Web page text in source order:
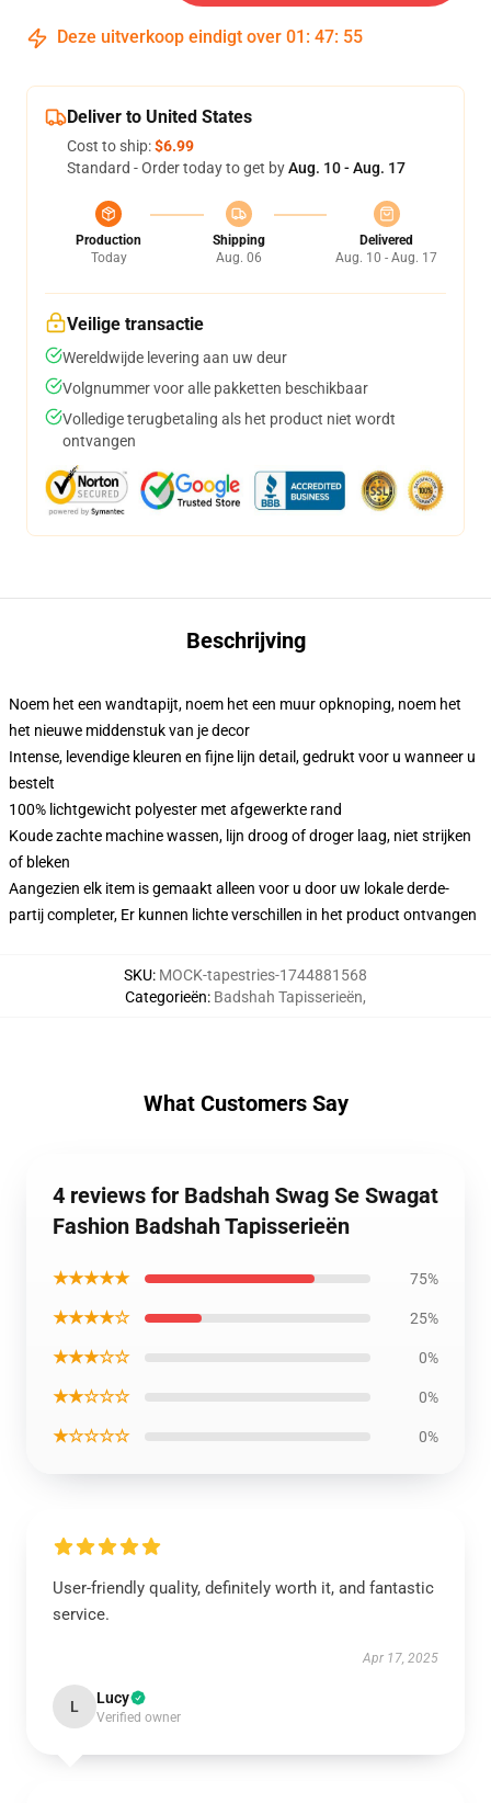
Deze uitverkoop eindigt over 01 : 47: 55
Deliver to United States
Cost to ship:$6.99
Standard - Order today to get byAug. 10 - Aug. 17
Production
Today
Shipping
Aug. 06
Delivered
Aug. 10 - Aug. 17
Veilige transactie
Wereldwijde levering aan uw deur
Volgnummer voor alle pakketten beschikbaar
Volledige terugbetaling als het product niet wordt
ontvangen
Beschrijving
Noem het een wandtapijt, noem het een muur opknoping, noem het
het nieuwe middenstuk van je decor
Intense, levendige kleuren en fijne lijn detail, gedrukt voor u wanneer u
bestelt
100% lichtgewicht polyester met afgewerkte rand
Koude zachte machine wassen, lijn droog of droger laag, niet strijken
of bleken
Aangezien elk item is gemaakt alleen voor u door uw lokale derde-
partij completer, Er kunnen lichte verschillen in het product ontvangen
SKU: MOCK-tapestries-1744881568
Categorieën: Badshah Tapisserieën,
What Customers Say
4 reviews for Badshah Swag Se Swagat
Fashion Badshah Tapisserieën
★★★★★ 75%
★★★★☆ 25%
★★★☆☆ 0%
★★☆☆☆ 0%
★☆☆☆☆ 0%
User-friendly quality, definitely worth it, and fantastic
service.
Apr 17, 2025
L Lucy
Verified owner